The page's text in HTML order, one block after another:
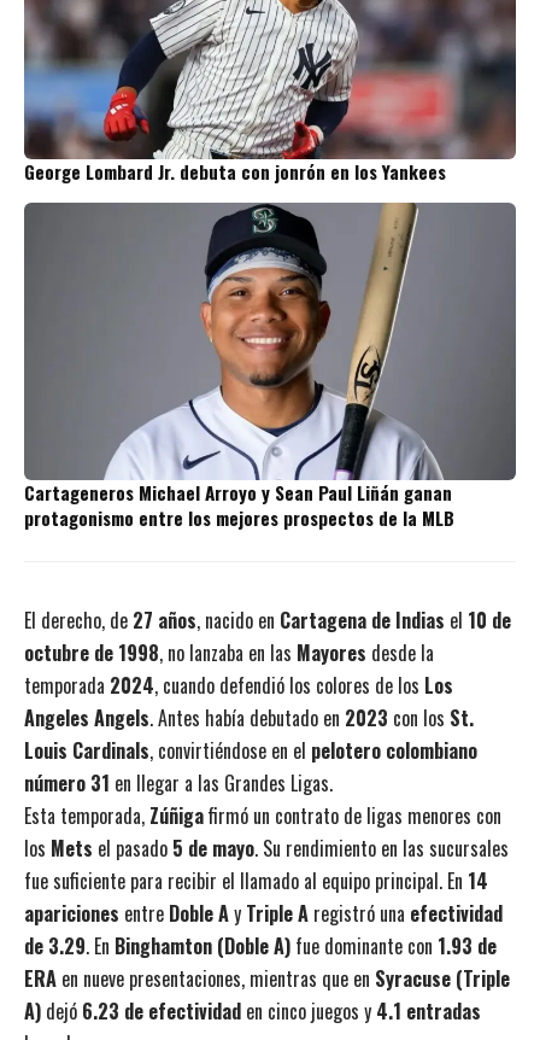
George Lombard Jr. debuta con jonrón en los Yankees
Cartageneros Michael Arroyo y Sean Paul Liñán ganan
protagonismo entre los mejores prospectos de la MLB
El derecho, de 27 años, nacido en Cartagena de Indias el 10 de
octubre de 1998, no lanzaba en las Mayores desde la
temporada 2024, cuando defendió los colores de los Los
Angeles Angels. Antes había debutado en 2023 con los St.
Louis Cardinals, convirtiéndose en el pelotero colombiano
número 31 en llegar a las Grandes Ligas.
Esta temporada, Zúñigafirmó un contrato de ligas menores con
los Mets el pasado 5 de mayo. Su rendimiento en las sucursales
fue suficiente para recibir el llamado al equipo principal. En 14
apariciones entre Doble Ay Triple A registró una efectividad
de 3.29. En Binghamton (Doble A) fue dominante con 1.93 de
ERA en nueve presentaciones, mientras que en Syracuse (Triple
A) dejó 6.23 de efectividad en cinco juegos y 4.1 entradas